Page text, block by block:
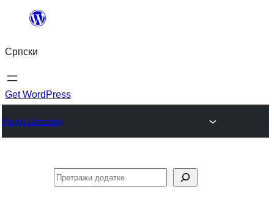
Скочи
садржај
Српски
Get WordPress
Plugin Directory
Претрага